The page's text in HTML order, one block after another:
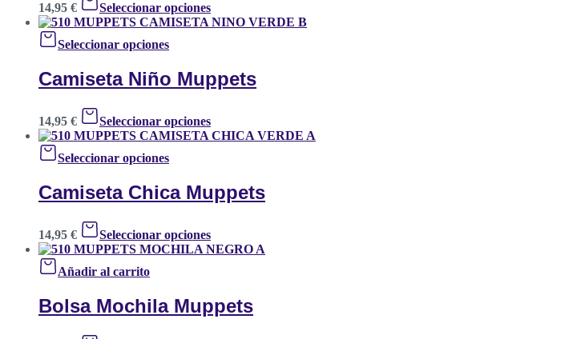
14,95 € Seleccionar opciones
Seleccionar opciones
Camiseta Niño Muppets
14,95 € Seleccionar opciones
Seleccionar opciones
Camiseta Chica Muppets
14,95 € Seleccionar opciones
Añadir al carrito
Bolsa Mochila Muppets